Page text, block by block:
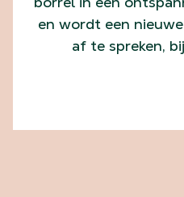
en wordt een
af te spreken,